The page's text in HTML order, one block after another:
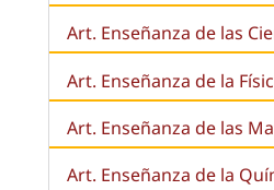
Art. Enseñanza de las
Art. Enseñanza de la
Art. Enseñanza de las
Art. Enseñanza de la